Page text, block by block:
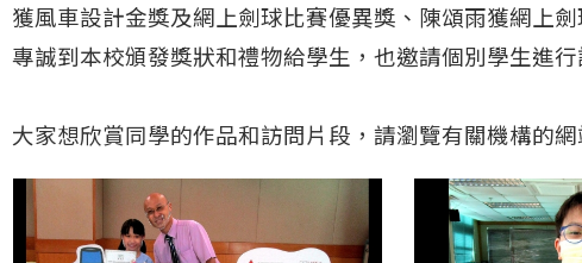
獲風車設計金獎及網上劍球比賽優異獎、陳頌雨獲網上
專誠到本校頒發獎狀和禮物給學生，也邀請個別學生進
大家想欣賞同學的作品和訪問片段，請瀏覽有關機構的網